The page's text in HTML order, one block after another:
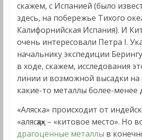
скажем, с Испанией (было
здесь, на побережье Тихого
Калифорнийская Испания). И
очень интересовали Петра I.
начальнику экспедиции
в ходе, скажем, исследования
линии и возможной высадки на
какие-то металлы более-менее
«Аляска» происходит от
«алясҳаҳ» – «китовое место». Но
драгоценные металлы в